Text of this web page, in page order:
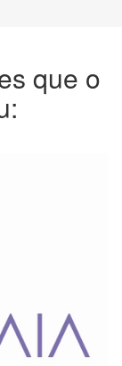
que o